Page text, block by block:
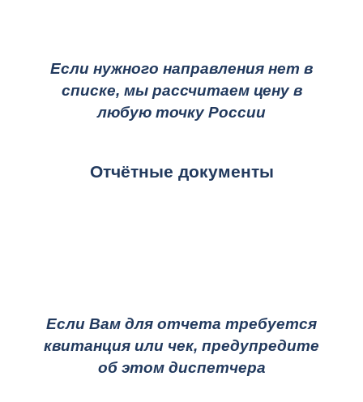
Если нужного направления нет в
списке, мы рассчитаем цену в
любую точку России
Отчётные документы
Если Вам для отчета требуется
квитанция или чек, предупредите
об этом диспетчера